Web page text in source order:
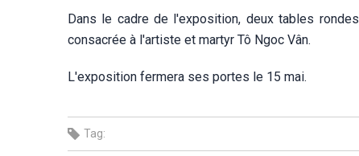
Dans le cadre de l'exposition, deux tables
consacrée à l'artiste et martyr Tô Ngoc Vân.
L'exposition fermera ses portes le 15 mai.
Tag: